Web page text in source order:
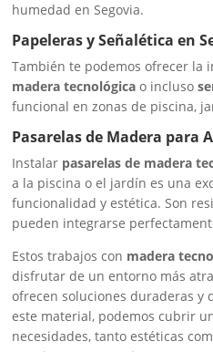
humedad en Segovia.
Papeleras y Señalética en
También te podemos ofrecer la
madera tecnológica o incluso
funcional en zonas de piscina,
Pasarelas de Madera para
Instalar pasarelas de madera
a la piscina o el jardín es una
funcionalidad y estética. Son
pueden integrarse
Estos trabajos con madera
disfrutar de un entorno más
ofrecen soluciones duraderas y
este material, podemos cubrir
necesidades, tanto estéticas